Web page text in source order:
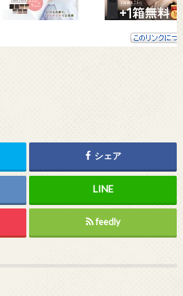
シェア
feedly